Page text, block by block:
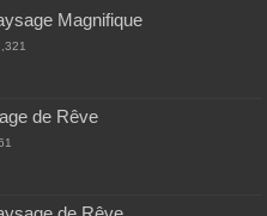
Magnifique
de Rêve